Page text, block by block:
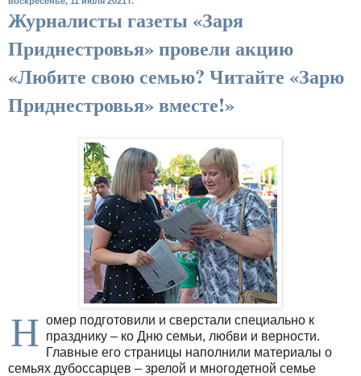
Журналисты газеты «Заря
Приднестровья» провели акцию
«Любите свою семью? Читайте «Зарю
Приднестровья» вместе!»
Н омер подготовили и сверстали специально к
празднику – ко Дню семьи, любви и верности.
Главные его страницы наполнили материалы о
семьях дубоссарцев – зрелой и многодетной семье